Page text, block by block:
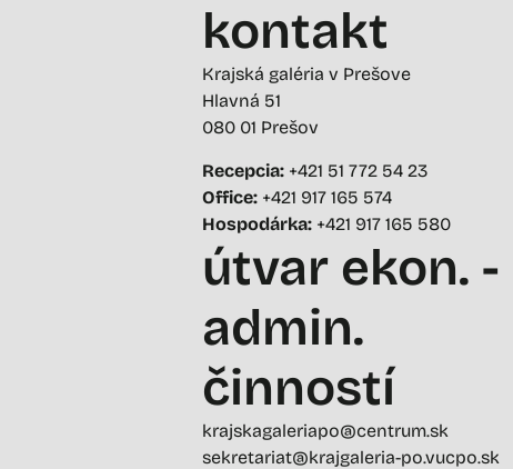
kontakt
Krajská galéria v Prešove
Hlavná 51
080 01 Prešov
Recepcia: +421 51 772 54 23
Office: +421 917 165 574
Hospodárka: +421 917 165 580
útvar ekon. -
admin.
činností
krajskagaleriapo@centrum.sk
sekretariat@krajgaleria-po.vucpo.sk